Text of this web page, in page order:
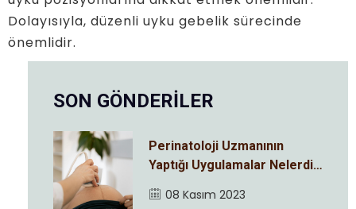
Dolayısıyla, düzenli uyku gebelik sürecinde
önemlidir.
SON GÖNDERİLER
Perinatoloji Uzmanının
Yaptığı Uygulamalar Nelerdir
08 Kasım 2023